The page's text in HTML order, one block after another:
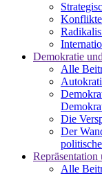
Demokratie
Alle
Die
Der
Repräsentation
Alle